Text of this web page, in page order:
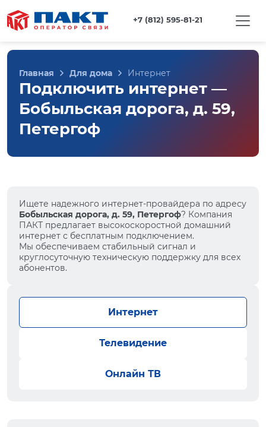
+7 (812) 595-81-21
Главная Для дома Интернет
Подключить интернет —
Бобыльская дорога, д. 59,
Петергоф
Ищете надежного интернет-провайдера по адресу
Бобыльская дорога, д. 59, Петергоф? Компания
ПАКТ предлагает высокоскоростной домашний
интернет с бесплатным подключением.
Мы обеспечиваем стабильный сигнал и
круглосуточную техническую поддержку для всех
абонентов.
Интернет
Телевидение
Онлайн ТВ